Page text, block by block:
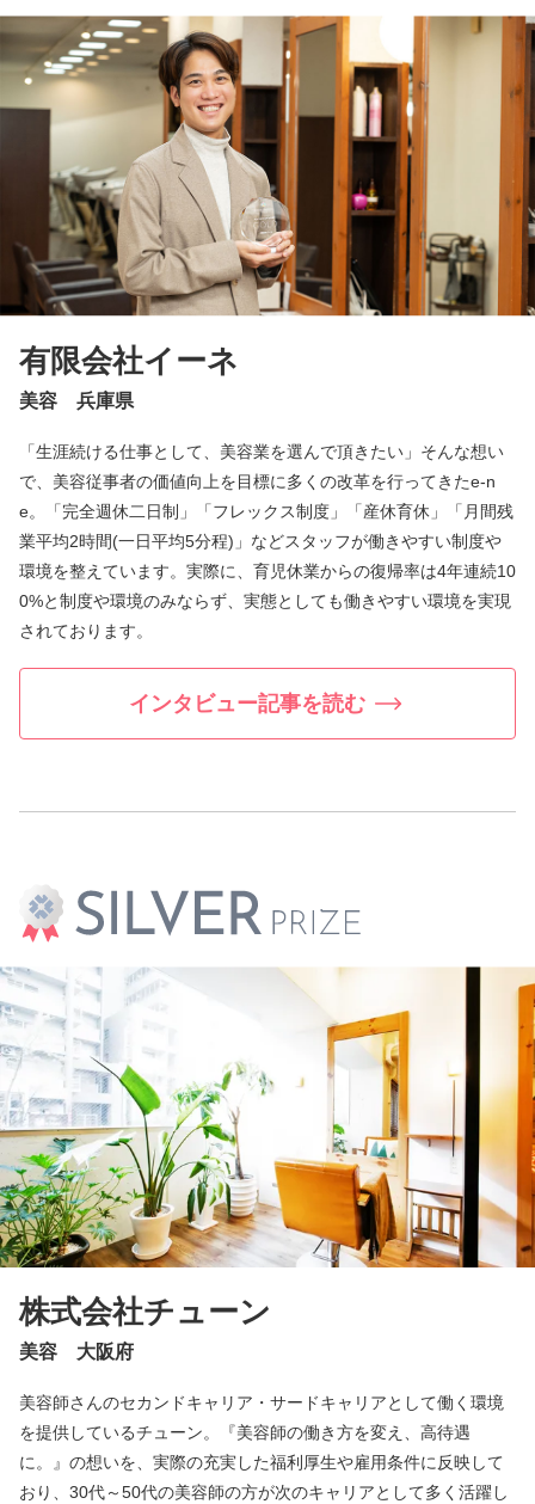
有限会社イーネ
美容 兵庫県
「生涯続ける仕事として、美容業を選んで頂きたい」そんな想い
で、美容従事者の価値向上を目標に多くの改革を行ってきたe-n
e。「完全週休二日制」「フレックス制度」「産休育休」「月間残
業平均2時間(一日平均5分程)」などスタッフが働きやすい制度や
環境を整えています。実際に、育児休業からの復帰率は4年連続10
0%と制度や環境のみならず、実態としても働きやすい環境を実現
されております。
インタビュー記事を読む
株式会社チューン
美容 大阪府
美容師さんのセカンドキャリア・サードキャリアとして働く環境
を提供しているチューン。『美容師の働き方を変え、高待遇
に。』の想いを、実際の充実した福利厚生や雇用条件に反映して
おり、30代～50代の美容師の方が次のキャリアとして多く活躍し